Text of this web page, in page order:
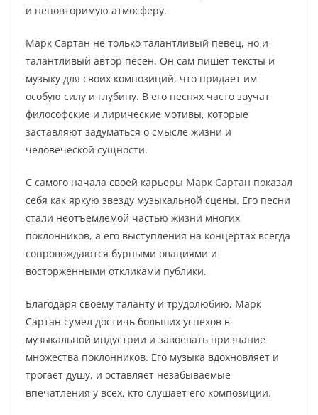
и неповторимую атмосферу.
Марк Сартан не только талантливый певец, но и
талантливый автор песен. Он сам пишет тексты и
музыку для своих композиций, что придает им
особую силу и глубину. В его песнях часто звучат
философские и лирические мотивы, которые
заставляют задуматься о смысле жизни и
человеческой сущности.
С самого начала своей карьеры Марк Сартан показал
себя как яркую звезду музыкальной сцены. Его песни
стали неотъемлемой частью жизни многих
поклонников, а его выступления на концертах всегда
сопровождаются бурными овациями и
восторженными откликами публики.
Благодаря своему таланту и трудолюбию, Марк
Сартан сумел достичь больших успехов в
музыкальной индустрии и завоевать признание
множества поклонников. Его музыка вдохновляет и
трогает душу, и оставляет незабываемые
впечатления у всех, кто слушает его композиции.